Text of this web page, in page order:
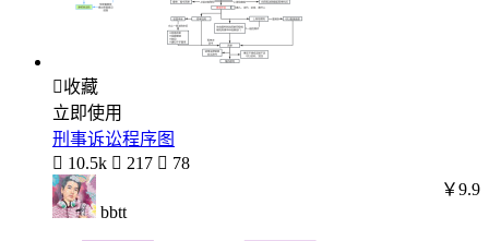
收藏
立即使用
刑事诉讼程序图
 10.5k  217  78
bbtt
￥9.9